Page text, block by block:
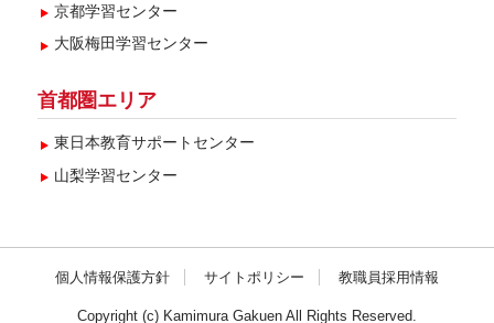
京都学習センター
大阪梅田学習センター
首都圏エリア
東日本教育サポートセンター
山梨学習センター
個人情報保護方針 サイトポリシー 教職員採用情報
Copyright (c) Kamimura Gakuen All Rights Reserved.